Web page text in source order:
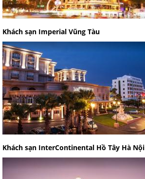
Khách sạn Imperial Vũng Tàu
Khách sạn InterContinental Hồ Tây Hà Nội